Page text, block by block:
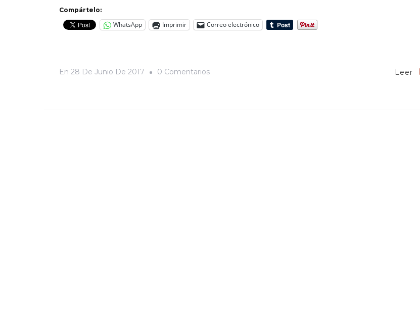
Compártelo:
WhatsApp Imprimir Correo electrónico
En 28 De Junio De 2017 0 ComentariosEn
Leer